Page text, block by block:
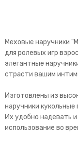
Меховые наручники
для ролевых игр
элегантные
страсти вашим
Изготовлены из
наручники
Их удобно надевать
использование во